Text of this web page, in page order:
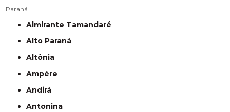
Paraná
Almirante Tamandaré
Alto Paraná
Altônia
Ampére
Andirá
Antonina